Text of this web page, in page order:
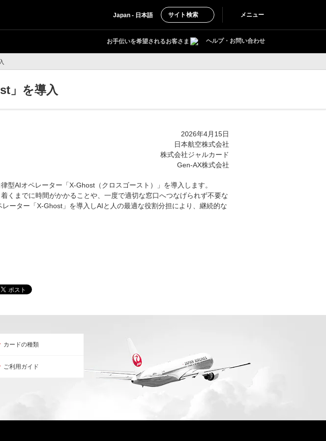
Japan - 日本語 サイト検索 メニュー
お手伝いを希望されるお客さま ヘルプ・お問い合わせ
」を導入
2026年4月15日
日本航空株式会社
株式会社ジャルカード
Gen-AX株式会社
AIオペレーター「X-Ghost（クロスゴースト）」を導入します。
くまでに時間がかかることや、一度で適切な窓口へつなげられず不要な
ーター「X-Ghost」を導入しAIと人の最適な役割分担により、継続的な
カードの種類
ご利用ガイド